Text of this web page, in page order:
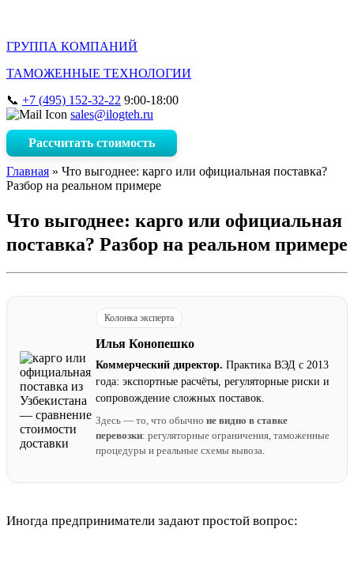
ГРУППА КОМПАНИЙ
ТАМОЖЕННЫЕ ТЕХНОЛОГИИ
+7 (495) 152-32-22 9:00-18:00
sales@ilogteh.ru
Рассчитать стоимость
Главная » Что выгоднее: карго или официальная поставка?
Разбор на реальном примере
Что выгоднее: карго или официальная
поставка? Разбор на реальном примере
Колонка эксперта
Илья Конопешко
Коммерческий директор. Практика ВЭД с 2013
года: экспортные расчёты, регуляторные риски и
сопровождение сложных поставок.
Здесь — то, что обычно не видно в ставке
перевозки: регуляторные ограничения, таможенные
процедуры и реальные схемы вывоза.
Иногда предприниматели задают простой вопрос: